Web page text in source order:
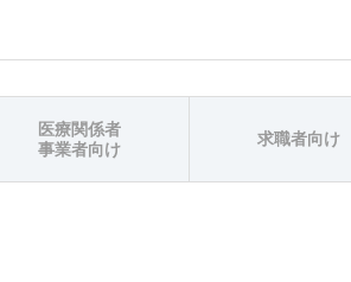
医療関係者
事業者向け
求職者向け